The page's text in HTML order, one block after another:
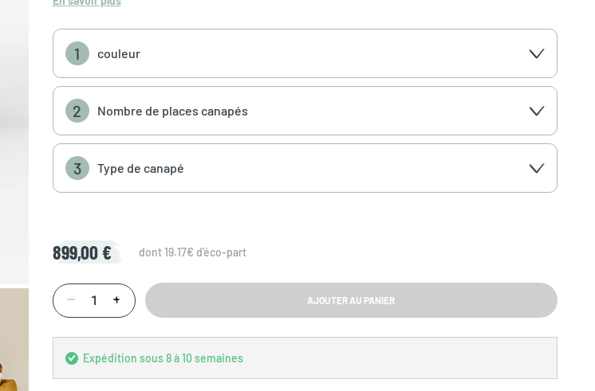
1 couleur
2 Nombre de places canapés
3 Type de canapé
899,00 € dont 19.17€ d'éco-part
AJOUTER AU PANIER
Expédition sous 8 à 10 semaines